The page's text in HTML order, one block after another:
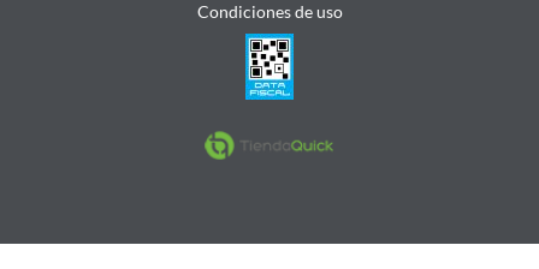
Condiciones de uso